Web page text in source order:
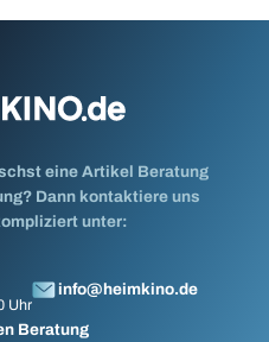
eine Artikel Beratung
Dann kontaktiere uns
unter:
Uhr
info@heimkino.de
Beratung